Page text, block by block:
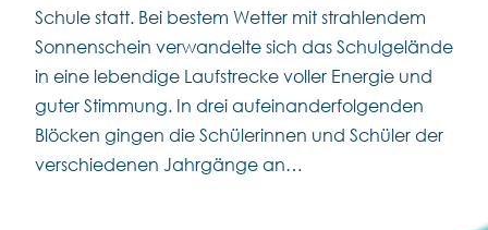
Schule statt. Bei bestem Wetter mit strahlendem
Sonnenschein verwandelte sich das Schulgelände
in eine lebendige Laufstrecke voller Energie und
guter Stimmung. In drei aufeinanderfolgenden
Blöcken gingen die Schülerinnen und Schüler der
verschiedenen Jahrgänge an…